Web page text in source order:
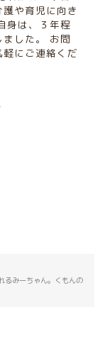
や育児に向き
身は、３年程
した。 お問
にご連絡くだ
るみーちゃん。くもんの